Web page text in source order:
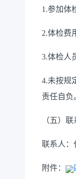
1.参加体
2.体检费
3.体检人
4.未按规
责任自负
（五）
联系人：
附件：